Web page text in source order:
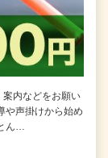
案内などをお願い
や声掛けから始め
ん…